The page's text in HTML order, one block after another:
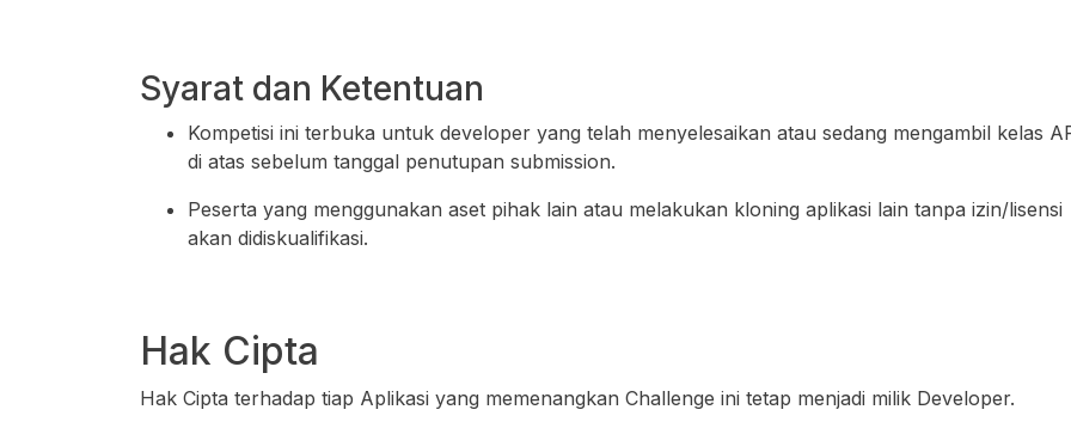
Syarat dan Ketentuan
Kompetisi ini terbuka untuk developer yang telah menyelesaikan atau sedang mengambil kelas
di atas sebelum tanggal penutupan submission.
Peserta yang menggunakan aset pihak lain atau melakukan kloning aplikasi lain tanpa izin/lisensi
akan didiskualifikasi.
Hak Cipta
Hak Cipta terhadap tiap Aplikasi yang memenangkan Challenge ini tetap menjadi milik Developer.